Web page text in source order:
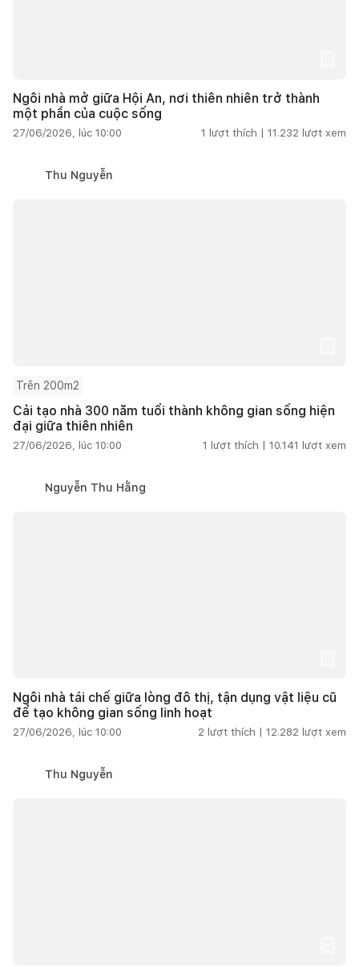
Ngôi nhà mở giữa Hội An, nơi thiên nhiên trở thành
một phần của cuộc sống
27/06/2026, lúc 10:00 1 lượt thích | 11.232 lượt xem
Thu Nguyễn
Trên 200m2
Cải tạo nhà 300 năm tuổi thành không gian sống hiện
đại giữa thiên nhiên
27/06/2026, lúc 10:00 1 lượt thích | 10.141 lượt xem
Nguyễn Thu Hằng
Ngôi nhà tái chế giữa lòng đô thị, tận dụng vật liệu cũ
để tạo không gian sống linh hoạt
27/06/2026, lúc 10:00 2 lượt thích | 12.282 lượt xem
Thu Nguyễn